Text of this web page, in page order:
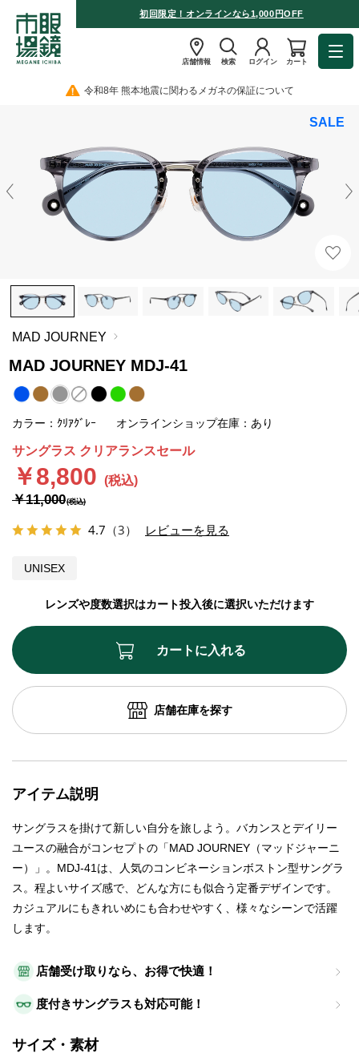
初回限定！オンラインなら1,000円OFF
店舗情報 検索 ログイン カート
令和8年 熊本地震に関わるメガネの保証について
SALE
MAD JOURNEY
MAD JOURNEY MDJ-41
4.7 （3） レビューを見る
UNISEX
カラー：ｸﾘｱｸﾞﾚｰ オンラインショップ在庫：あり
レンズや度数選択はカート投入後に選択いただけます
サングラス クリアランスセール
￥8,800
￥11,000
店舗受け取りなら、お得で快適！
度付きサングラスも対応可能！
カートに入れる
店舗在庫を探す
アイテム説明
サングラスを掛けて新しい自分を旅しよう。バカンスとデイリー
ユースの融合がコンセプトの「MAD JOURNEY（マッドジャーニ
ー）」。MDJ-41は、人気のコンビネーションボストン型サングラ
ス。程よいサイズ感で、どんな方にも似合う定番デザインです。
カジュアルにもきれいめにも合わせやすく、様々なシーンで活躍
します。
サイズ・素材